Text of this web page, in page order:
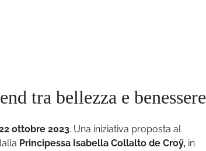
tra bellezza e benessere
ottobre 2023. Una iniziativa proposta al
Principessa Isabella Collalto de Croÿ, in